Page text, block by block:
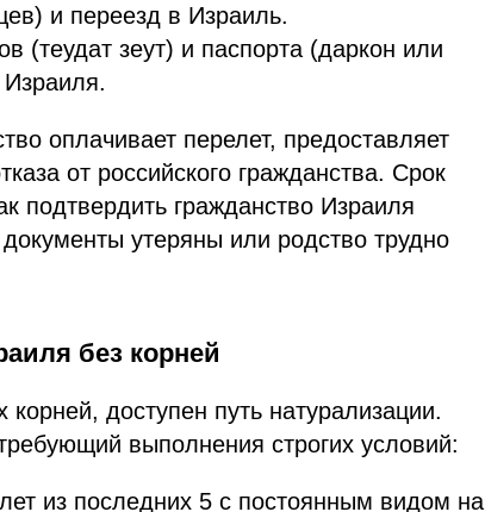
и переезд в Израиль.
(теудат зеут) и паспорта (даркон или
оплачивает перелет, предоставляет
от российского гражданства. Срок
гражданство Израиля
утеряны или родство трудно
без корней
доступен путь натурализации.
выполнения строгих условий:
из последних 5 с постоянным видом на